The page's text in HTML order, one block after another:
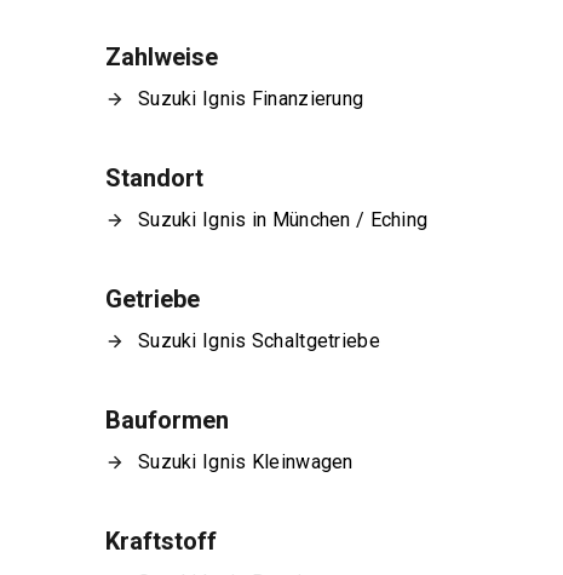
Zahlweise
Suzuki Ignis Finanzierung
Standort
Suzuki Ignis in München / Eching
Getriebe
Suzuki Ignis Schaltgetriebe
Bauformen
Suzuki Ignis Kleinwagen
Kraftstoff